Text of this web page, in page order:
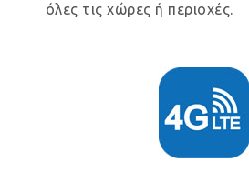
όλες τις χώρες ή περιοχές.